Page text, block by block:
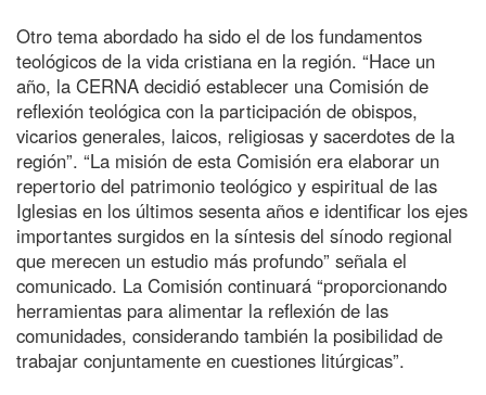
Otro tema abordado ha sido el de los fundamentos
teológicos de la vida cristiana en la región. “Hace un
año, la CERNA decidió establecer una Comisión de
reflexión teológica con la participación de obispos,
vicarios generales, laicos, religiosas y sacerdotes de la
región”. “La misión de esta Comisión era elaborar un
repertorio del patrimonio teológico y espiritual de las
Iglesias en los últimos sesenta años e identificar los ejes
importantes surgidos en la síntesis del sínodo regional
que merecen un estudio más profundo” señala el
comunicado. La Comisión continuará “proporcionando
herramientas para alimentar la reflexión de las
comunidades, considerando también la posibilidad de
trabajar conjuntamente en cuestiones litúrgicas”.